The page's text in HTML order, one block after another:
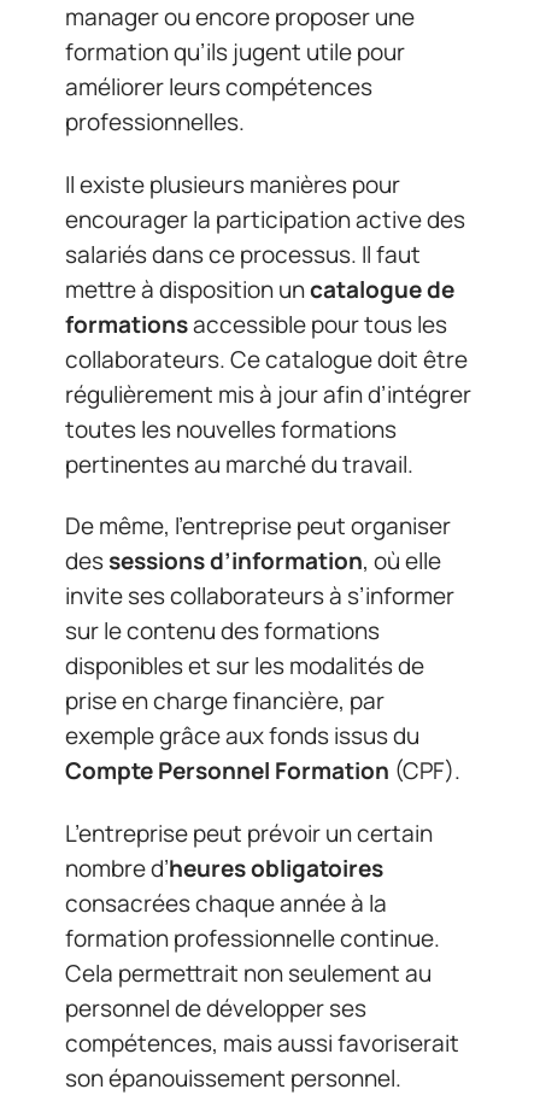
manager ou encore proposer une
formation qu’ils jugent utile pour
améliorer leurs compétences
professionnelles.
Il existe plusieurs manières pour
encourager la participation active des
salariés dans ce processus. Il faut
mettre à disposition uncatalogue de
formationsaccessible pour tous les
collaborateurs. Ce catalogue doit être
régulièrement mis à jour afin d’intégrer
toutes les nouvelles formations
pertinentes au marché du travail.
De même, l’entreprise peut organiser
dessessions d’information, où elle
invite ses collaborateurs à s’informer
sur le contenu des formations
disponibles et sur les modalités de
prise en charge financière, par
exemple grâce aux fonds issus du
Compte Personnel Formation (CPF).
L’entreprise peut prévoir un certain
nombre d’heures obligatoires
consacrées chaque année à la
formation professionnelle continue.
Cela permettrait non seulement au
personnel de développer ses
compétences, mais aussi favoriserait
son épanouissement personnel.